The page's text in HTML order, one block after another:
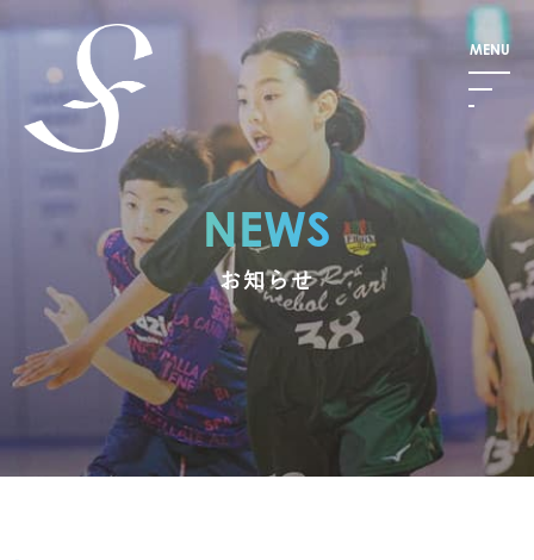
NEWS
お知らせ